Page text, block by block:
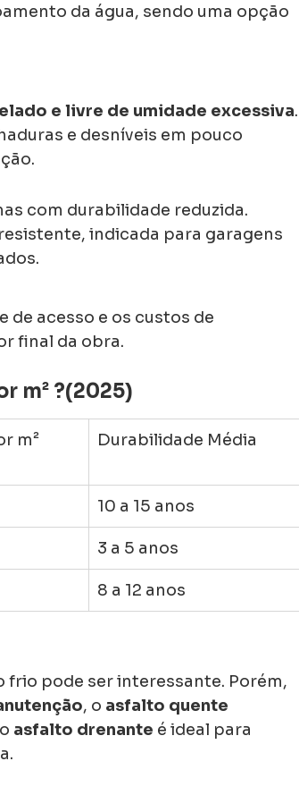
da água, sendo uma opção
e livre de umidade excessiva.
e desníveis em pouco
com durabilidade reduzida.
indicada para garagens
de acesso e os custos de
final da obra.
m² ?(2025)
m²
Durabilidade Média
10 a 15 anos
3 a 5 anos
8 a 12 anos
frio pode ser interessante. Porém,
, o asfalto quente
asfalto drenante é ideal para